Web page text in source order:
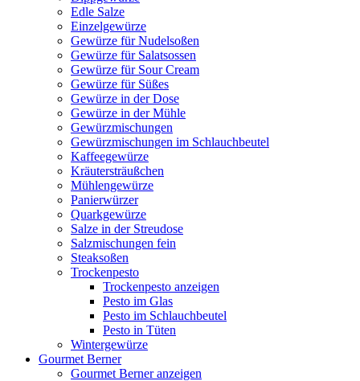
Edle Salze
Einzelgewürze
Gewürze für Nudelsoßen
Gewürze für Salatsossen
Gewürze für Sour Cream
Gewürze für Süßes
Gewürze in der Dose
Gewürze in der Mühle
Gewürzmischungen
Gewürzmischungen im Schlauchbeutel
Kaffeegewürze
Kräutersträußchen
Mühlengewürze
Panierwürzer
Quarkgewürze
Salze in der Streudose
Salzmischungen fein
Steaksoßen
Trockenpesto
Trockenpesto anzeigen
Pesto im Glas
Pesto im Schlauchbeutel
Pesto in Tüten
Wintergewürze
Gourmet Berner
Gourmet Berner anzeigen